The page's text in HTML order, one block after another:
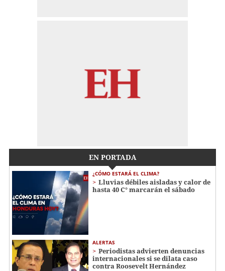
EN PORTADA
¿CÓMO ESTARÁ EL CLIMA?
Lluvias débiles aisladas y calor de
hasta 40 C° marcarán el sábado
ALERTAS
Periodistas advierten denuncias
internacionales si se dilata caso
contra Roosevelt Hernández